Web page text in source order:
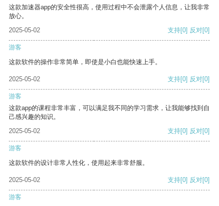
这款加速器app的安全性很高，使用过程中不会泄露个人信息，让我非常
放心。
2025-05-02
支持[0] 反对[0]
游客
这款软件的操作非常简单，即使是小白也能快速上手。
2025-05-02 支持[0] 反对[0]
游客
这款app的课程非常丰富，可以满足我不同的学习需求，让我能够找到自
己感兴趣的知识。
2025-05-02
支持[0] 反对[0]
游客
这款软件的设计非常人性化，使用起来非常舒服。
2025-05-02 支持[0] 反对[0]
游客